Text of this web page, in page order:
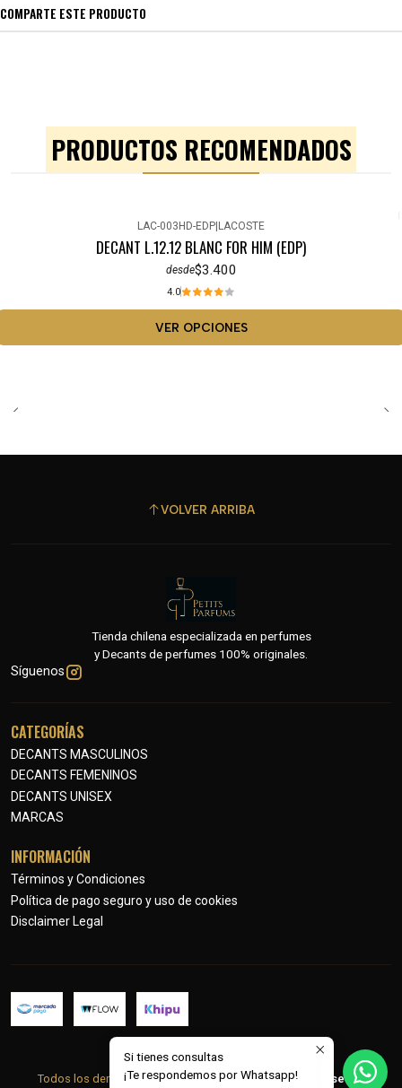
COMPARTE ESTE PRODUCTO
PRODUCTOS RECOMENDADOS
LAC-003HD-EDP LACOSTE
DECANT L.12.12 BLANC FOR HIM (EDP)
desde$3.400
4.0
VER OPCIONES
VOLVER ARRIBA
Tienda chilena especializada en perfumes
y Decants de perfumes 100% originales.
Síguenos
CATEGORÍAS
DECANTS MASCULINOS
DECANTS FEMENINOS
DECANTS UNISEX
MARCAS
INFORMACIÓN
Términos y Condiciones
Política de pago seguro y uso de cookies
Disclaimer Legal
2026 Petits Parfums.
Todos los derechos reservados.Desarrollado por Jumpseller.
Si tienes consultas
¡Te respondemos por Whatsapp!